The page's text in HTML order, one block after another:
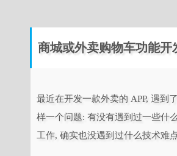
商城或外卖购物车功能开
最近在开发一款外卖的 APP, 遇到
样一个问题: 有没有遇到过一些什
工作, 确实也没遇到过什么技术难